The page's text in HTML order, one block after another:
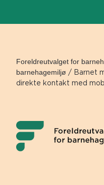
Foreldreutvalget for
barnehagemiljø / Barnet
direkte kontakt med